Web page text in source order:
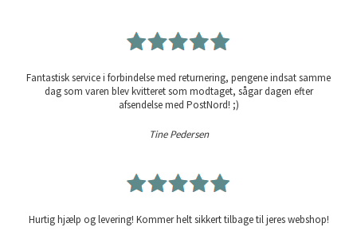
Fantastisk service i forbindelse med returnering, pengene indsat samme
dag som varen blev kvitteret som modtaget, sågar dagen efter
afsendelse med PostNord! ;)
Tine Pedersen
Hurtig hjælp og levering! Kommer helt sikkert tilbage til jeres webshop!